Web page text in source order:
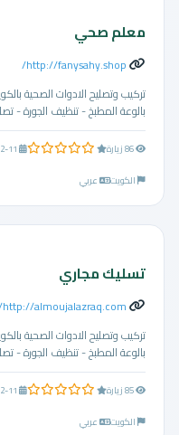
معلم صحي
http://fanysahy.shop/
تركيب وتصليح الادوات الصحية
بالوعة المطبخ - تنظيف الجورة -
0.0 من 5 نجوم
2025-12-11
الكويت
عربي
تسليك مجاري
http://almoujalazraq.com/
تركيب وتصليح الادوات الصحية
بالوعة المطبخ - تنظيف الجورة -
0.0 من 5 نجوم
2025-12-11
الكويت
عربي